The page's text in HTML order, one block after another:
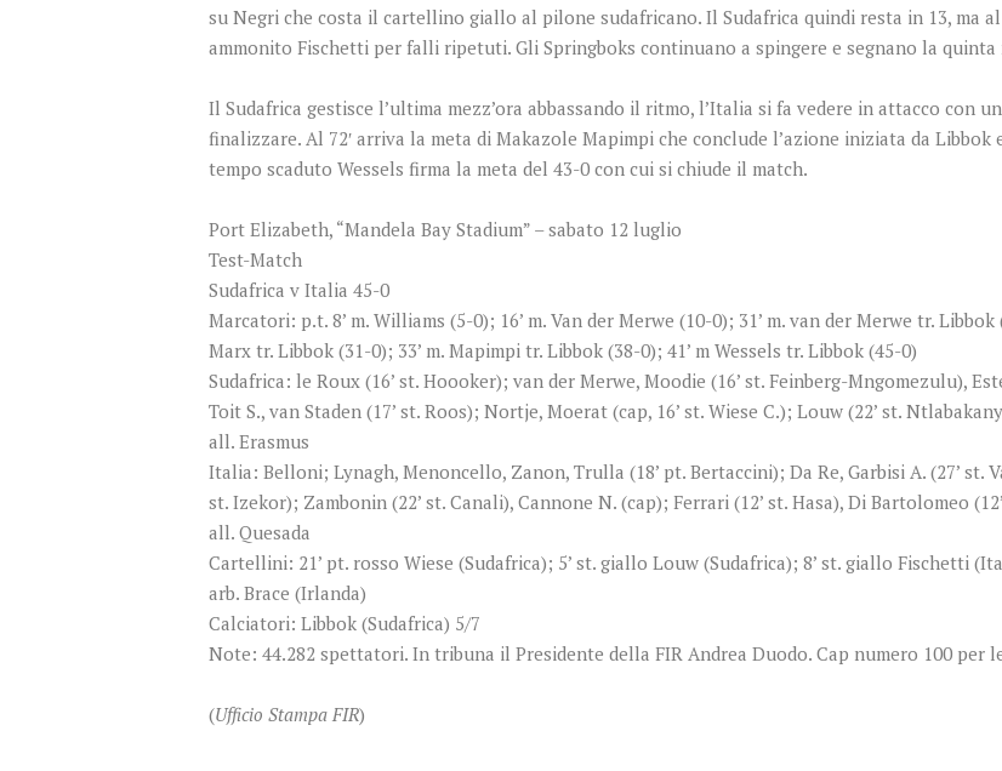
su Negri che costa il cartellino giallo al pilone sudafricano. Il Sudafrica quindi resta in 13, ma
ammonito Fischetti per falli ripetuti. Gli Springboks continuano a spingere e segnano la
Il Sudafrica gestisce l’ultima mezz’ora abbassando il ritmo, l’Italia si fa vedere in attacco con
finalizzare. Al 72′ arriva la meta di Makazole Mapimpi che conclude l’azione iniziata da Libbok
tempo scaduto Wessels firma la meta del 43-0 con cui si chiude il match.
Port Elizabeth, “Mandela Bay Stadium” – sabato 12 luglio
Test-Match
Sudafrica v Italia 45-0
Marcatori: p.t. 8’ m. Williams (5-0); 16’ m. Van der Merwe (10-0); 31’ m. van der Merwe tr.
Marx tr. Libbok (31-0); 33’ m. Mapimpi tr. Libbok (38-0); 41’ m Wessels tr. Libbok (45-0)
Sudafrica: le Roux (16’ st. Hoooker); van der Merwe, Moodie (16’ st. Feinberg-Mngomezulu),
Toit S., van Staden (17’ st. Roos); Nortje, Moerat (cap, 16’ st. Wiese C.); Louw (22’ st.
all. Erasmus
Italia: Belloni; Lynagh, Menoncello, Zanon, Trulla (18’ pt. Bertaccini); Da Re, Garbisi A. (27’ st.
st. Izekor); Zambonin (22’ st. Canali), Cannone N. (cap); Ferrari (12’ st. Hasa), Di Bartolomeo
all. Quesada
Cartellini: 21’ pt. rosso Wiese (Sudafrica); 5’ st. giallo Louw (Sudafrica); 8’ st. giallo Fischetti
arb. Brace (Irlanda)
Calciatori: Libbok (Sudafrica) 5/7
Note: 44.282 spettatori. In tribuna il Presidente della FIR Andrea Duodo. Cap numero 100 per
(Ufficio Stampa FIR)